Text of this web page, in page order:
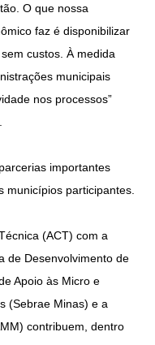
O que nossa
faz é disponibilizar
custos. À medida
municipais
nos processos”
importantes
municípios participantes.
(ACT) com a
de Desenvolvimento de
Apoio às Micro e
(Sebrae Minas) e a
contribuem, dentro